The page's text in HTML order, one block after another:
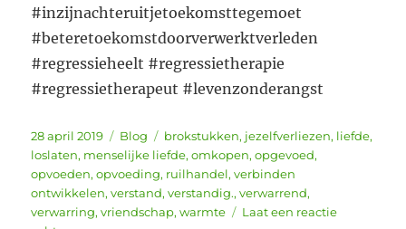
#inzijnachteruitjetoekomsttegemoet
#beteretoekomstdoorverwerktverleden
#regressieheelt #regressietherapie
#regressietherapeut #levenzonderangst
Geplaatst
op
28 april 2019 Categorieën
Blog Tags
brokstukken, jezelfverliezen, liefde,
loslaten, menselijke liefde,omkopen,opgevoed,
opvoeden,opvoeding, ruilhandel,verbinden
ontwikkelen,verstand,verstandig.,verwarrend,
verwarring,vriendschap,warmte
Laat een reactie